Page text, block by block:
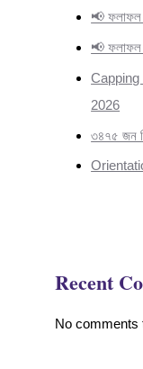
📢 ফলাফল
📢 ফলাফল
2026
৩৪৭৫ জন
Recent
No comments